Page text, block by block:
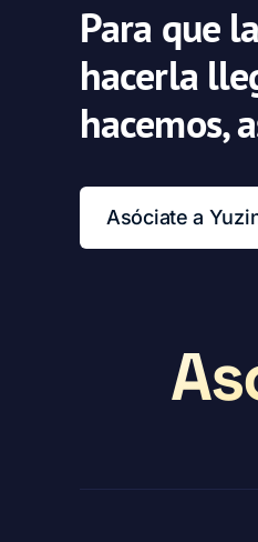
Para que
hacerla
hacemos,
Asóciate a